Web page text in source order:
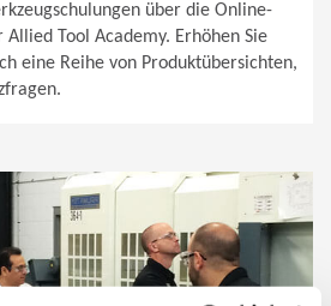
über die Online-
Tool Academy. Erhöhen Sie
eine Reihe von Produktübersichten,